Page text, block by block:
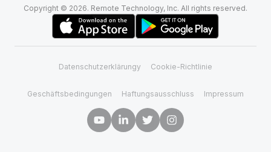
Copyright © 2026. Remote Technology, Inc. All rights reserved.
Datenschutzerklärungy Cookie-Richtlinie
Geschäftsbedingungen Haftungsausschluss Impressum